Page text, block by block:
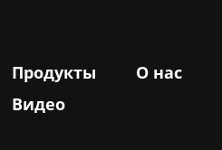
Продукты О нас
Видео